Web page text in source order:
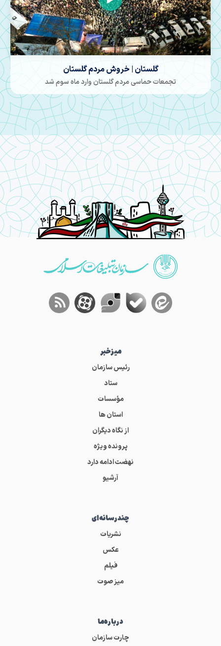
بیعت پرشور مردم دارالمؤمنین گرگان
با حضور مردم دارالموالمنین این شهرستان برگزارشد.
میز‌خبر
رئیس سازمان
ستاد
مؤسسات
استان ها
از نگاه دیگران
پرونده ویژه
نهضت ادامه دارد
آرشیو
چندرسانه‌ای
نشریات
عکس
فیلم
میز صوت
درباره‌ما
چارت سازمان